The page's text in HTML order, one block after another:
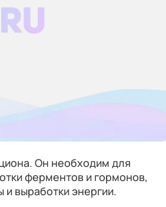
Он необходим для
ферментов и гормонов,
выработки энергии.